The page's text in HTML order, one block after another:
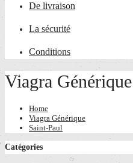
De livraison
La sécurité
Conditions
Viagra
Home
Viagra Générique
Saint-Paul
Catégories